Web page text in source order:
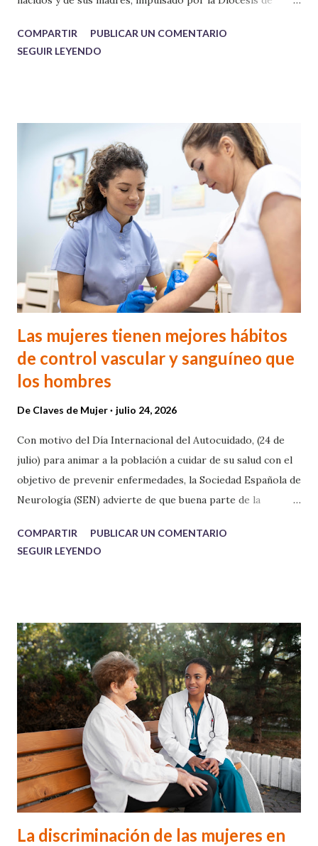
España y Harambee Suiza. Según indican desde la ONG, esta
COMPARTIR
PUBLICAR UN COMENTARIO
SEGUIR LEYENDO
Las mujeres tienen mejores hábitos
de control vascular y sanguíneo que
los hombres
De Claves de Mujer julio 24, 2026
Con motivo del Día Internacional del Autocuidado, (24 de
julio) para animar a la población a cuidar de su salud con el
objetivo de prevenir enfermedades, la Sociedad Española de
Neurología (SEN) advierte de que buena parte de la
sencillos y eficaces para proteger su salud cerebral a largo
COMPARTIR
PUBLICAR UN COMENTARIO
SEGUIR LEYENDO
La discriminación de las mujeres en